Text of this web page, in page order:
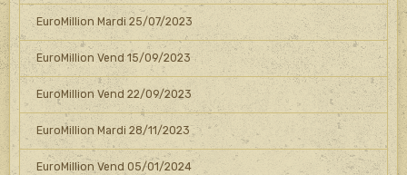
EuroMillion Mardi 25/07/2023
EuroMillion Vend 15/09/2023
EuroMillion Vend 22/09/2023
EuroMillion Mardi 28/11/2023
EuroMillion Vend 05/01/2024